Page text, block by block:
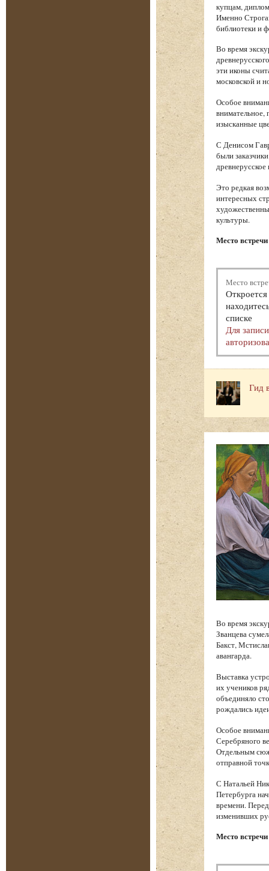
купцам,
Именно
библиотеки и
Во время
эти иконы
московской и
Особое
внимательное,
изысканные
С Денисом
были
древнерусское
Это редкая
интересных
культуры.
Место
Место
списке
Для
Гид
Во время
Званцева
Бакст,
авангарда.
Выставка
их учеников
объединяло
рождались
Особое
Серебряного
Отдельным
отправной
С Натальей
Петербурга
времени.
изменивших
Место